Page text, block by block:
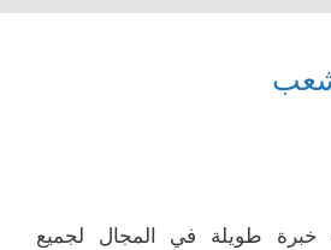
طويلة في المجال لجميع